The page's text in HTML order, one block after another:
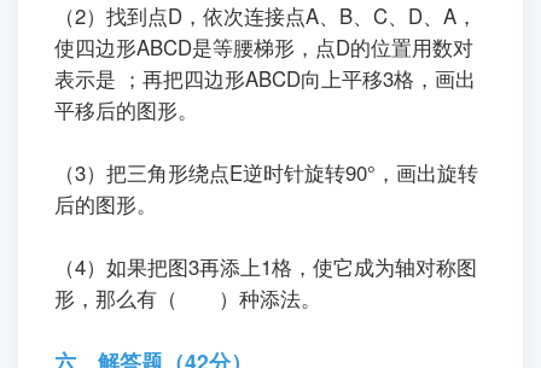
（2）找到点D，依次连接点A、B、C、D、A，
使四边形ABCD是等腰梯形，点D的位置用数对
表示是 ；再把四边形ABCD向上平移3格，画出
平移后的图形。
（3）把三角形绕点E逆时针旋转90°，画出旋转
后的图形。
（4）如果把图3再添上1格，使它成为轴对称图
形，那么有（ ）种添法。
六、解答题（42分）